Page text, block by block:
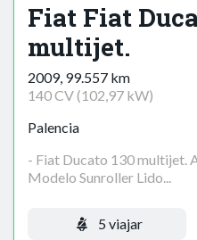
Fiat Fiat
multijet.
2009, 99.557 km
140 CV (102,97 kW)
Palencia
- Fiat Ducato 130 multijet.
Modelo Sunroller Lido...
5 viajar